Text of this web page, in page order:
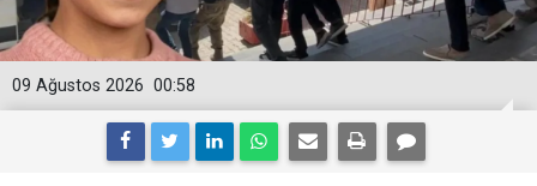
00:58
09 Ağustos 2026